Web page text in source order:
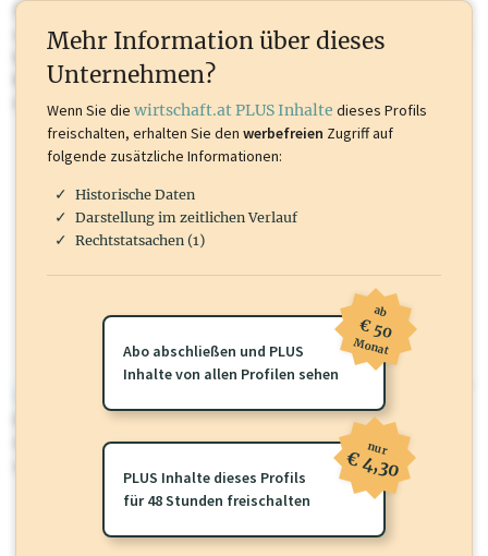
Sie momentan nicht einsehen können. Schalten Sie dieses Profil frei
oder loggen Sie sich ein um diese Inhalte zu sehen. wirtschaft.at PLUS
Marken, Patente, Rechtstatsachen, OTS-Aussendungen, und viele
mehr.
Für dieses Profil gibt es zusätzlichewirtschaft.at PLUS Inhalte
Sie momentan nicht einsehen können. Schalten Sie dieses Profil frei
oder loggen Sie sich ein um diese Inhalte zu sehen.
Mehr Information über dieses
Unternehmen?
Wenn Sie die wirtschaft.at PLUS Inhalte dieses Profils
freischalten, erhalten Sie den werbefreien Zugriff auf
folgende zusätzliche Informationen:
Historische Daten
Darstellung im zeitlichen Verlauf
Rechtstatsachen (1)
Abo abschließen und PLUS
Inhalte von allen Profilen sehen
ab
€ 50
Monat
PLUS Inhalte dieses Profils
für 48 Stunden freischalten
nur
€ 4,30